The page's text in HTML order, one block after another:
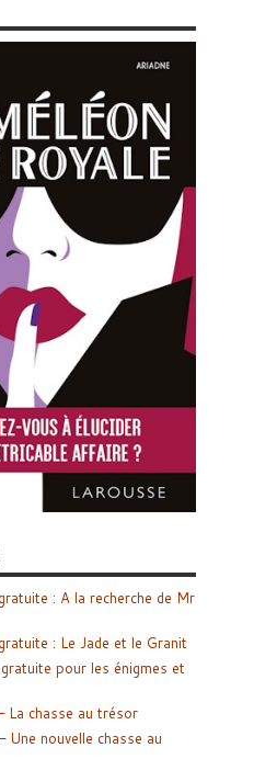
: A la recherche de Mr
: Le Jade et le Granit
pour les énigmes et
La chasse au trésor
Une nouvelle chasse au